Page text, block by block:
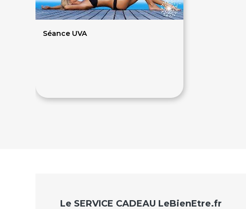
Séance UVA
Le SERVICE CADEAU LeBienEtre.fr